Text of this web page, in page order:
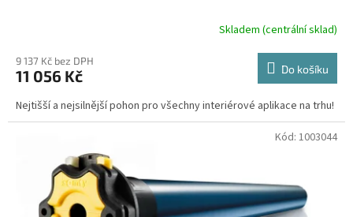
Skladem (centrální sklad)
9 137 Kč bez DPH
11 056 Kč Do košíku
Nejtišší a nejsilnější pohon pro všechny interiérové aplikace na trhu!
Kód: 1003044